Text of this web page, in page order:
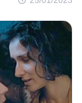
maquilleurs
tout se passe
à toutes sortes